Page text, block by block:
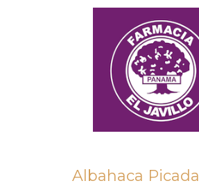
Albahaca Picada